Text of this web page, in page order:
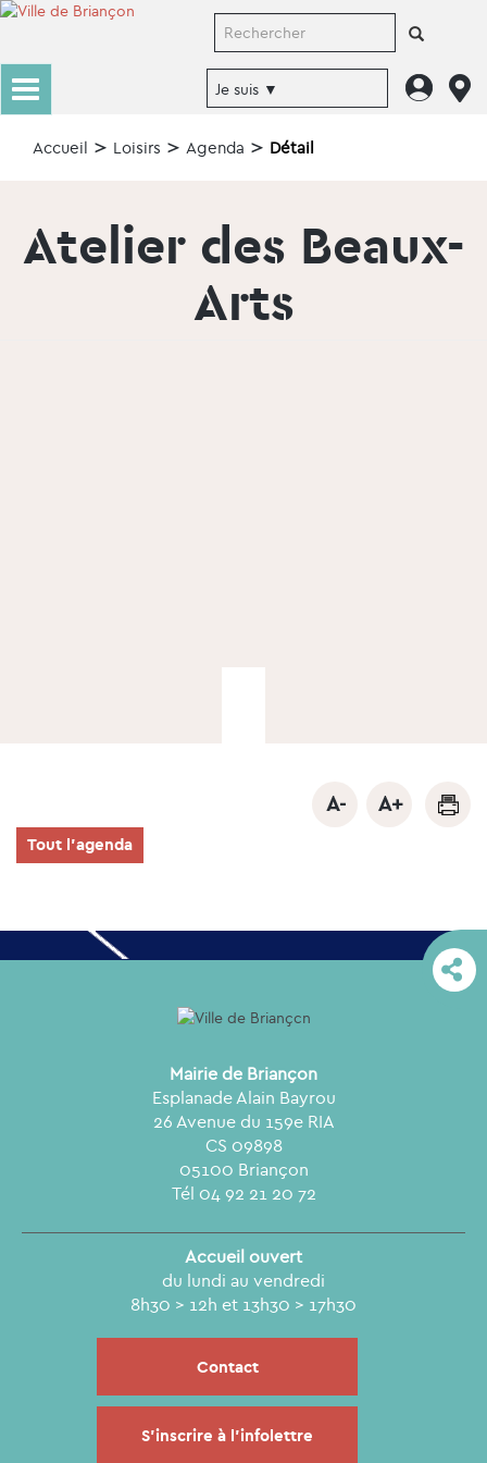
Accueil Loisirs Agenda Détail
Atelier des Beaux-
Arts
Tout l'agenda
Mairie de Briançon
Esplanade Alain Bayrou
26 Avenue du 159e RIA
CS 09898
05100 Briançon
Tél 04 92 21 20 72
Accueil ouvert
du lundi au vendredi
8h30 > 12h et 13h30 > 17h30
Contact
S'inscrire à l'infolettre